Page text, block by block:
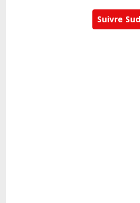
Suivre